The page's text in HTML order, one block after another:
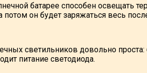
батарее способен освещать
потом он будет заряжаться весь
светильников довольно
питание светодиода.